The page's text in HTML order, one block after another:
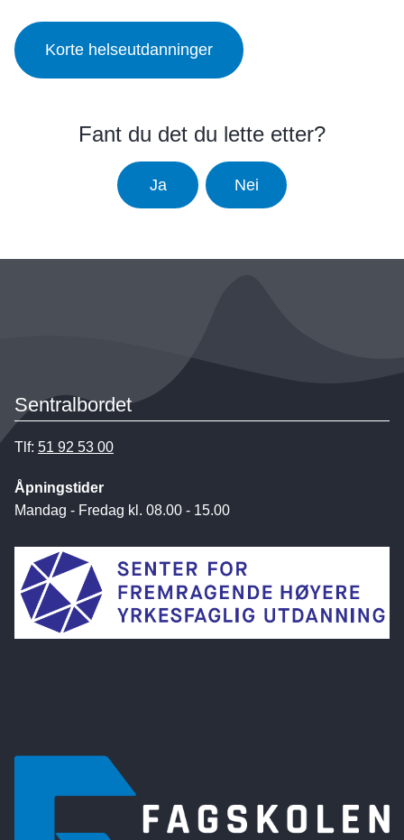
Korte helseutdanninger
Fant du det du lette etter?
Ja Nei
Sentralbordet
Tlf: 51 92 53 00
Åpningstider
Mandag - Fredag kl. 08.00 - 15.00